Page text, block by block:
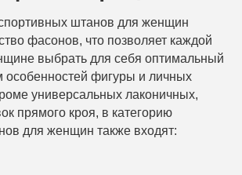
штанов для женщин
фасонов, что позволяет каждой
выбрать для себя оптимальный
особенностей фигуры и личных
универсальных лаконичных,
прямого кроя, в категорию
для женщин также входят: